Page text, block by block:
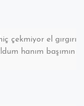
çekmiyor el gırgırı
hanım başımın